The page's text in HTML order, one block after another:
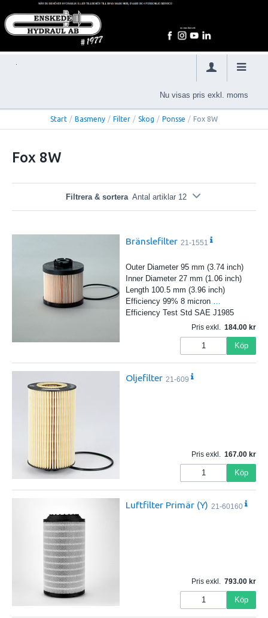
Nu visas pris exkl. moms
Start / Basmeny / Filter / Skog / Ponsse / Fox 8W
Fox 8W
Filtrera & sortera Antal artiklar 12
Bränslefilter 21-1551
Outer Diameter 95 mm (3.74 inch)
Inner Diameter 27 mm (1.06 inch)
Length 100.5 mm (3.96 inch)
Efficiency 99% 8 micron
Efficiency Test Std SAE J1985
Pris exkl. 184.00
Köp
Oljefilter 21-609
Pris exkl. 167.00
Köp
Luftfilter Primär (Y) 21-60160
Pris exkl. 793.00
Köp